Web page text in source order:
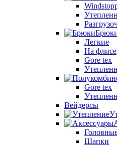
Легкие
На флисе
Gore tex
Gore tex
Вейдерсы
Шапки